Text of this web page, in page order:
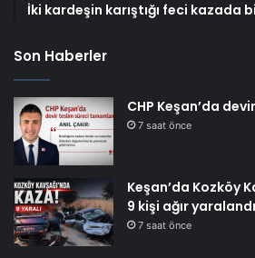
İki kardeşin karıştığı feci kazada
Son Haberler
CHP Keşan’da
7 saat önce
Keşan’da Kozköy
9 kişi ağır yaralandı
7 saat önce